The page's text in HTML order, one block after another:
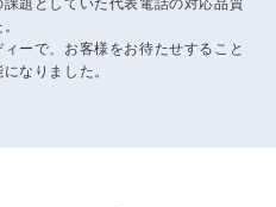
題としていた代表電話の対応品質
ーで、お客様をお待たせすること
なりました。